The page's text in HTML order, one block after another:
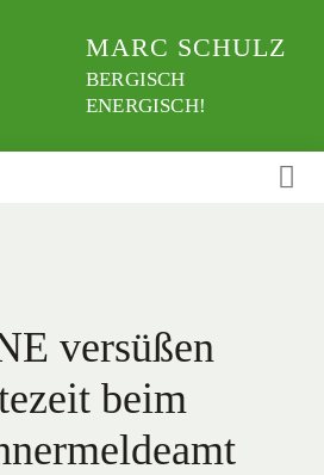
MARC SCHULZ
BERGISCH
ENERGISCH!
versüßen
beim